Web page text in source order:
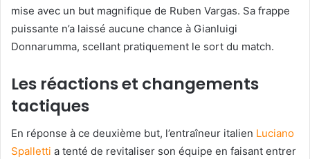
mise avec un but magnifique de Ruben Vargas. Sa frappe
puissante n’a laissé aucune chance à Gianluigi
Donnarumma, scellant pratiquement le sort du match.
Les réactions et changements
tactiques
En réponse à ce deuxième but, l’entraîneur italien Luciano
Spalletti a tenté de revitaliser son équipe en faisant entrer